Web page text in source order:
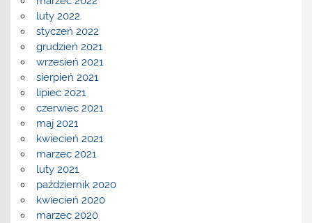
luty 2022
styczeń 2022
grudzień 2021
wrzesień 2021
sierpień 2021
lipiec 2021
czerwiec 2021
maj 2021
kwiecień 2021
marzec 2021
luty 2021
październik 2020
kwiecień 2020
marzec 2020